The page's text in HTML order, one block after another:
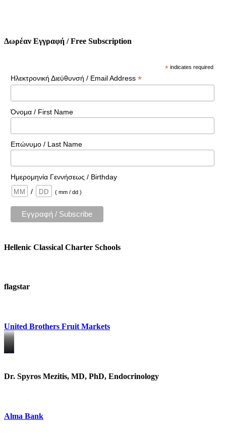
Δωρέαν Εγγραφή / Free Subscription
* indicates required
Ηλεκτρονική Διεύθυνσή / Email Address *
Όνομα / First Name
Επώνυμο / Last Name
Ημερομηνία Γεννήσεως / Birthday
/
( mm / dd )
Hellenic Classical Charter Schools
flagstar
United Brothers Fruit Markets
https://www.unitedbrothersfruitmarkets.com/
https://www.unitedbrothersfruitmarkets.com/
Dr. Spyros Mezitis, MD, PhD, Endocrinology
Alma Bank